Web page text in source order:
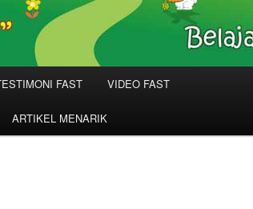
FAST VIDEO FAST
ARTIKEL MENARIK